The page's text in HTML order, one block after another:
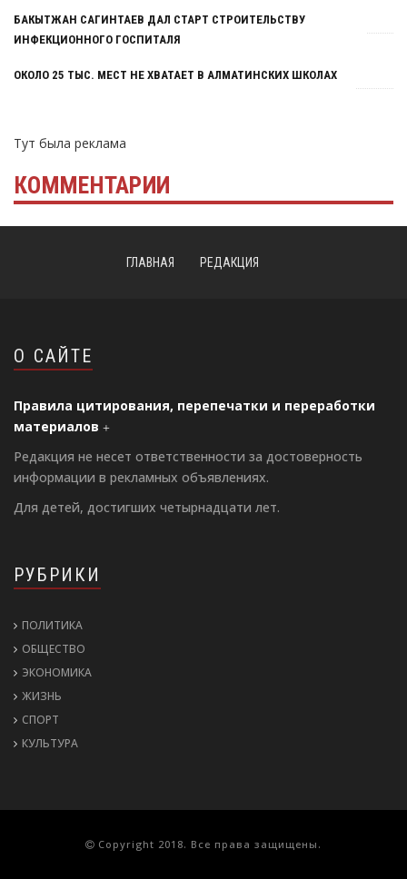
БАКЫТЖАН САГИНТАЕВ ДАЛ СТАРТ СТРОИТЕЛЬСТВУ
ИНФЕКЦИОННОГО ГОСПИТАЛЯ
ОКОЛО 25 ТЫС. МЕСТ НЕ ХВАТАЕТ В АЛМАТИНСКИХ ШКОЛАХ
Тут была реклама
КОММЕНТАРИИ
ГЛАВНАЯ РЕДАКЦИЯ
О САЙТЕ
Правила цитирования, перепечатки и переработки
материалов
Редакция не несет ответственности за достоверность
информации в рекламных объявлениях.
Для детей, достигших четырнадцати лет.
РУБРИКИ
ПОЛИТИКА
ОБЩЕСТВО
ЭКОНОМИКА
ЖИЗНЬ
СПОРТ
КУЛЬТУРА
Copyright 2018. Все права защищены.